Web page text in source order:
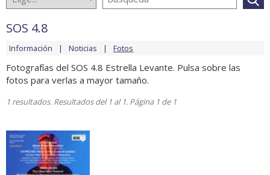
SOS 4.8
Información Noticias Fotos
Fotografías del SOS 4.8 Estrella Levante. Pulsa sobre las
fotos para verlas a mayor tamaño.
1 resultados. Resultados del 1 al 1. Página 1 de 1